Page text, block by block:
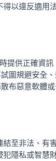
得以違反適用
提供正確資
圖規避安全
布惡意軟體
結至非法、有
犯隱私或智慧